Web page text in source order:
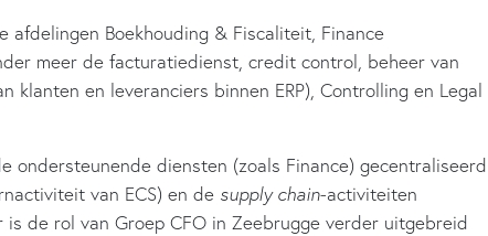
Boekhouding & Fiscaliteit, Finance
meer de facturatiedienst, credit control, beheer van
klanten en leveranciers binnen ERP), Controlling en Legal
ondersteunende diensten (zoals Finance) gecentraliseerd
van ECS) en de supply chain-activiteiten
de rol van Groep CFO in Zeebrugge verder uitgebreid